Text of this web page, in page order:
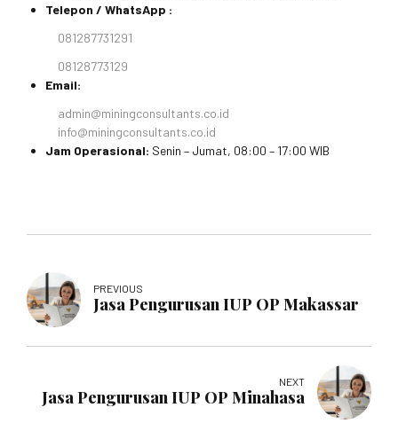
Telepon / WhatsApp :
081287731291
08128773129
Email:
admin@miningconsultants.co.id
info@miningconsultants.co.id
Jam Operasional: Senin – Jumat, 08:00 – 17:00 WIB
PREVIOUS
Jasa Pengurusan IUP OP Makassar
NEXT
Jasa Pengurusan IUP OP Minahasa